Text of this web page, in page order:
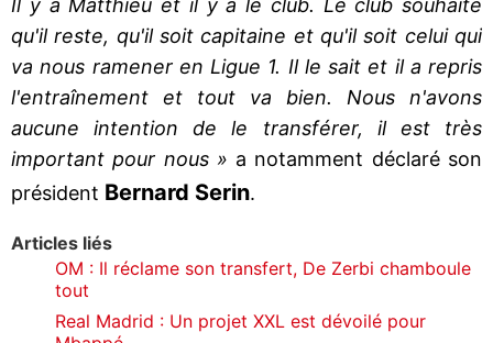
Il y a Matthieu et il y a le club. Le club souhaite
qu'il reste, qu'il soit capitaine et qu'il soit celui qui
va nous ramener en Ligue 1. Il le sait et il a repris
l'entraînement et tout va bien. Nous n'avons
aucune intention de le transférer, il est très
important pour nous » a notamment déclaré son
président Bernard Serin.
Articles liés
OM : Il réclame son transfert, De Zerbi chamboule
tout
Real Madrid : Un projet XXL est dévoilé pour